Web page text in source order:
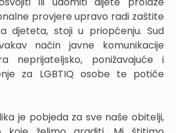
provjere upravo radi zaštite
djeteta, stoji u priopćenju. Sud
način javne komunikacije
neprijateljsko, ponižavajuće i
za LGBTIQ osobe te potiče
je pobjeda za sve naše obitelji,